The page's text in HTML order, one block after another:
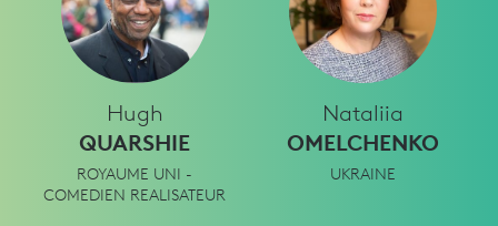
Hugh
QUARSHIE
ROYAUME UNI -
COMEDIEN REALISATEUR
Nataliia
OMELCHENKO
UKRAINE